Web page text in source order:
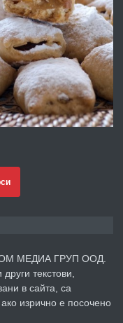
броячна машина -
от ЕЦБ
преди 1 година
преди 2 години
уроци по
МЕДИА ГРУП ООД.
текстови,
в сайта, са
изрично е посочено